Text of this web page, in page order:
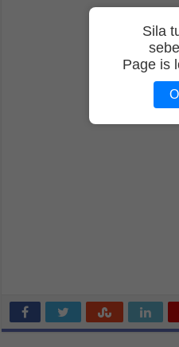
Sila
Page is